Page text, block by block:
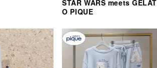
STAR WARS meets GELAT
O PIQUE